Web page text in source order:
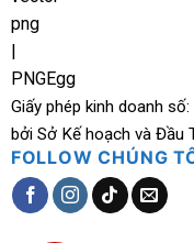
Giấy phép kinh doanh
bởi Sở Kế hoạch và Đầu
FOLLOW CHÚNG